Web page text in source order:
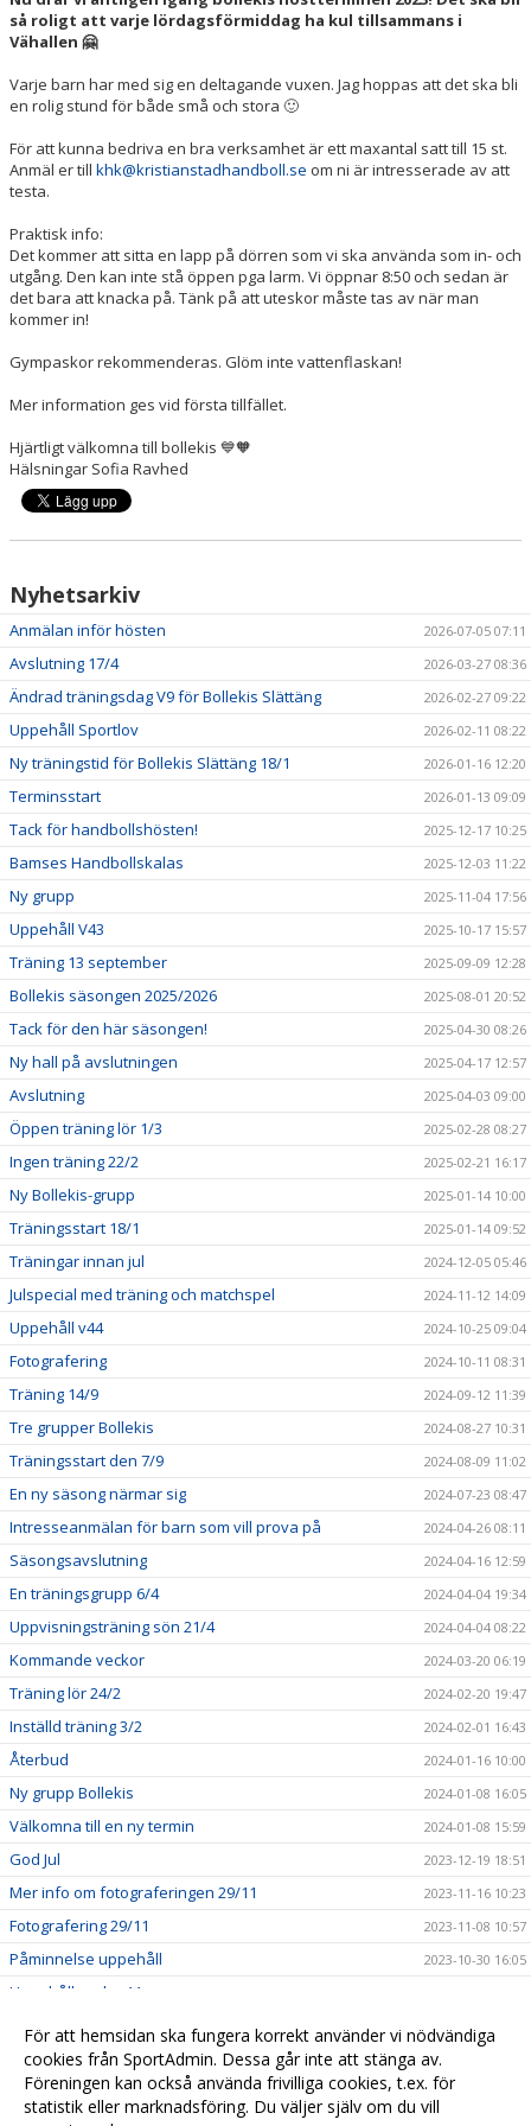
BILDGALLERI
så roligt att varje lördagsförmiddag ha kul tillsammans i
Vähallen 🤗
Varje barn har med sig en deltagande vuxen. Jag hoppas att det ska bli
en rolig stund för både små och stora 🙂
För att kunna bedriva en bra verksamhet är ett maxantal satt till 15 st.
Anmäl er till khk@kristianstadhandboll.se om ni är intresserade av att
testa.
Praktisk info:
Det kommer att sitta en lapp på dörren som vi ska använda som in- och
utgång. Den kan inte stå öppen pga larm. Vi öppnar 8:50 och sedan är
det bara att knacka på. Tänk på att uteskor måste tas av när man
kommer in!
Gympaskor rekommenderas. Glöm inte vattenflaskan!
Mer information ges vid första tillfället.
Hjärtligt välkomna till bollekis 💙🧡
Hälsningar Sofia Ravhed
Nyhetsarkiv
Anmälan inför hösten 2026-07-05 07:11
Avslutning 17/4 2026-03-27 08:36
Ändrad träningsdag V9 för Bollekis Slättäng 2026-02-27 09:22
Uppehåll Sportlov 2026-02-11 08:22
Ny träningstid för Bollekis Slättäng 18/1 2026-01-16 12:20
Terminsstart 2026-01-13 09:09
Tack för handbollshösten! 2025-12-17 10:25
Bamses Handbollskalas 2025-12-03 11:22
Ny grupp 2025-11-04 17:56
Uppehåll V43 2025-10-17 15:57
Träning 13 september 2025-09-09 12:28
Bollekis säsongen 2025/2026 2025-08-01 20:52
Tack för den här säsongen! 2025-04-30 08:26
Ny hall på avslutningen 2025-04-17 12:57
Avslutning 2025-04-03 09:00
Öppen träning lör 1/3 2025-02-28 08:27
Ingen träning 22/2 2025-02-21 16:17
Ny Bollekis-grupp 2025-01-14 10:00
Träningsstart 18/1 2025-01-14 09:52
Träningar innan jul 2024-12-05 05:46
Julspecial med träning och matchspel 2024-11-12 14:09
Uppehåll v44 2024-10-25 09:04
Fotografering 2024-10-11 08:31
Träning 14/9 2024-09-12 11:39
Tre grupper Bollekis 2024-08-27 10:31
Träningsstart den 7/9 2024-08-09 11:02
En ny säsong närmar sig 2024-07-23 08:47
Intresseanmälan för barn som vill prova på 2024-04-26 08:11
Säsongsavslutning 2024-04-16 12:59
En träningsgrupp 6/4 2024-04-04 19:34
Uppvisningsträning sön 21/4 2024-04-04 08:22
Kommande veckor 2024-03-20 06:19
Träning lör 24/2 2024-02-20 19:47
Inställd träning 3/2 2024-02-01 16:43
Återbud 2024-01-16 10:00
Ny grupp Bollekis 2024-01-08 16:05
Välkomna till en ny termin 2024-01-08 15:59
God Jul 2023-12-19 18:51
Mer info om fotograferingen 29/11 2023-11-16 10:23
Fotografering 29/11 2023-11-08 10:57
Påminnelse uppehåll 2023-10-30 16:05
Uppehåll vecka 44
En ny grupp Bollekis 2023-10-03 08:47
Medlemsuppgifter 2023-09-27 11:43
Välkomna till säsongsstarten 2023-09-10 19:24
För att hemsidan ska fungera korrekt använder vi nödvändiga
cookies från SportAdmin. Dessa går inte att stänga av.
Föreningen kan också använda frivilliga cookies, t.ex. för
statistik eller marknadsföring. Du väljer själv om du vill